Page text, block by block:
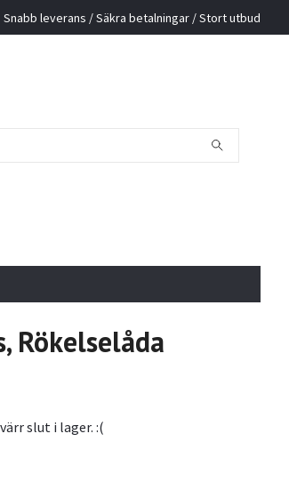
Snabb leverans / Säkra betalningar / Stort utbud
Rökelselåda
slut i lager. :(